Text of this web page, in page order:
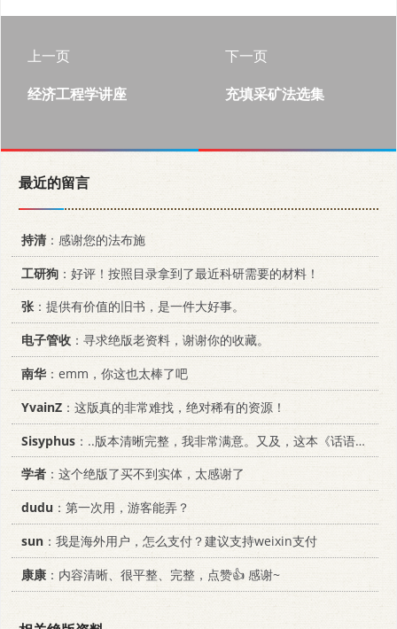
上一页
经济工程学讲座
下一页
充填采矿法选集
最近的留言
持清 ：感谢您的法布施
工研狗 ：好评！按照目录拿到了最近科研需要的材料！
张：提供有价值的旧书，是一件大好事。
电子管收 ：寻求绝版老资料，谢谢你的收藏。
南华：emm，你这也太棒了吧
YvainZ ：这版真的非常难找，绝对稀有的资源！
Sisyphus ：..版本清晰完整，我非常满意。又及，这本《话语的真相》...
学者 ：这个绝版了买不到实体，太感谢了
dudu ：第一次用，游客能弄？
sun ：我是海外用户，怎么支付？建议支持weixin支付
康康 ：内容清晰、很平整、完整，点赞👍 感谢~